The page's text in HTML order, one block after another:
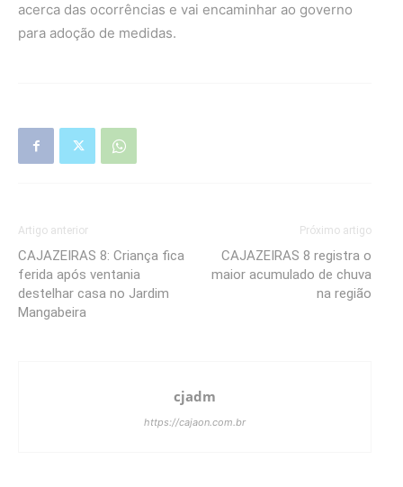
acerca das ocorrências e vai encaminhar ao governo
para adoção de medidas.
Artigo anterior
CAJAZEIRAS 8: Criança fica
ferida após ventania
destelhar casa no Jardim
Mangabeira
Próximo artigo
CAJAZEIRAS 8 registra o
maior acumulado de chuva
na região
cjadm
https://cajaon.com.br